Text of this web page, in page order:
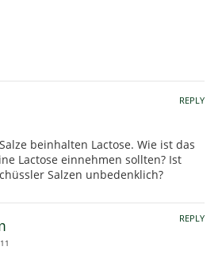
beinhalten Lactose. Wie ist das
Lactose einnehmen sollten? Ist
Salzen unbedenklich?
REPLY
REPLY